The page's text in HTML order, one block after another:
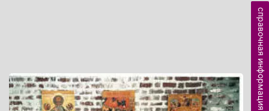
справочная информация